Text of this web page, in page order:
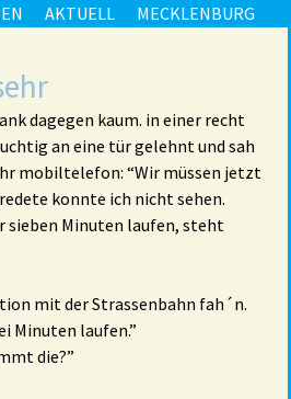
AKTUELL MECKLENBURG
dagegen kaum. in einer recht
an eine tür gelehnt und sah
mobiltelefon: “Wir müssen jetzt
konnte ich nicht sehen.
sieben Minuten laufen, steht
mit der Strassenbahn fah´n.
Minuten laufen.”
die?”